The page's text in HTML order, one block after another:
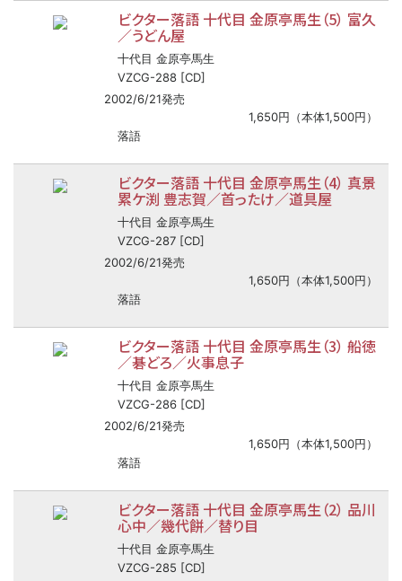
ビクター落語 十代目 金原亭馬生（5） 富久
／うどん屋
十代目 金原亭馬生
VZCG-288 [CD]
2002/6/21発売
1,650円（本体1,500円）
落語
ビクター落語 十代目 金原亭馬生（4） 真景
累ケ渕 豊志賀／首ったけ／道具屋
十代目 金原亭馬生
VZCG-287 [CD]
2002/6/21発売
1,650円（本体1,500円）
落語
ビクター落語 十代目 金原亭馬生（3） 船徳
／碁どろ／火事息子
十代目 金原亭馬生
VZCG-286 [CD]
2002/6/21発売
1,650円（本体1,500円）
落語
ビクター落語 十代目 金原亭馬生（2） 品川
心中／幾代餅／替り目
十代目 金原亭馬生
VZCG-285 [CD]